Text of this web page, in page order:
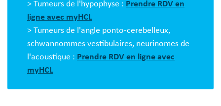
> Tumeurs de l'hypophyse : Prendre RDV en
ligne avec myHCL
> Tumeurs de l'angle ponto-cerebelleux,
schwannommes vestibulaires, neurinomes de
l'acoustique : Prendre RDV en ligne avec
myHCL